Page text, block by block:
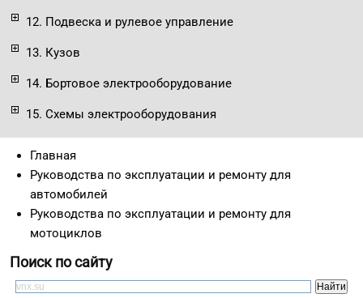
12. Подвеска и рулевое управление
13. Кузов
14. Бортовое электрооборудование
15. Схемы электрооборудования
Главная
Руководства по эксплуатации и ремонту для
автомобилей
Руководства по эксплуатации и ремонту для
мотоциклов
Поиск по сайту